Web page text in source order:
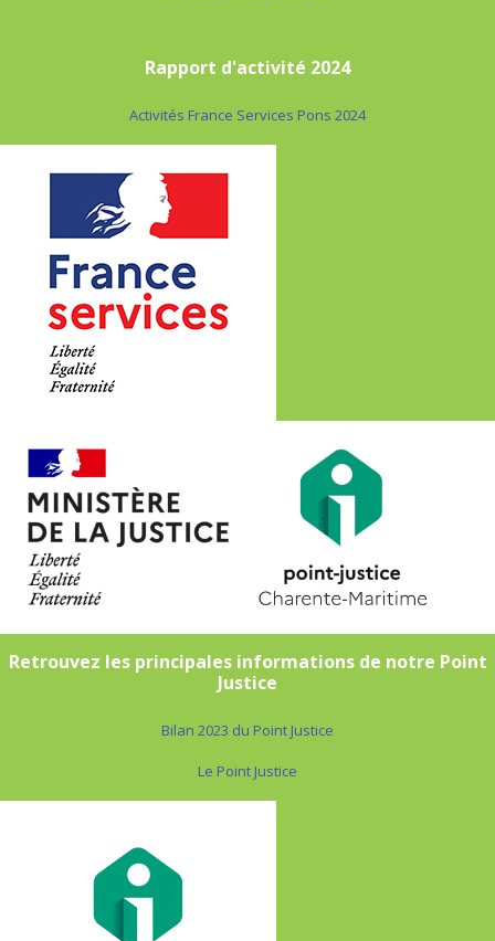
Rapport d'activité 2024
Activités France Services Pons 2024
Retrouvez les principales informations de notre Point
Justice
Bilan 2023 du Point Justice
Le Point Justice